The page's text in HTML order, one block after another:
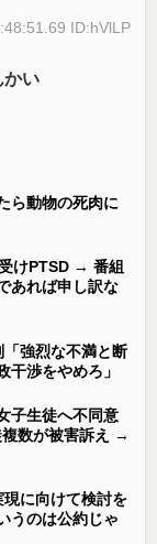
ID:hVlLP
い
ら動物の死肉に
けPTSD → 番組
あれば申し訳な
「強烈な不満と断
干渉をやめろ」
子生徒へ不同意
数が被害訴え →
現に向けて検討を
うのは公約じゃ